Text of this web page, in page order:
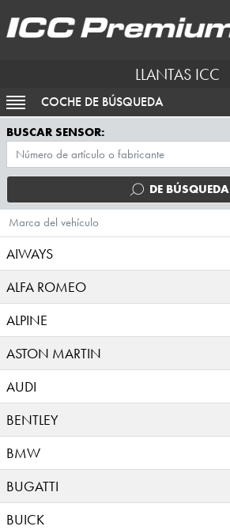
LLANTAS ICC
ACTIVAR NAVEGACIÓN
COCHE DE BÚSQUEDA
BUSCAR SENSOR:
DE BÚSQUEDA
Marca del vehículo
AIWAYS
ALFA ROMEO
ALPINE
ASTON MARTIN
AUDI
BENTLEY
BMW
BUGATTI
BUICK